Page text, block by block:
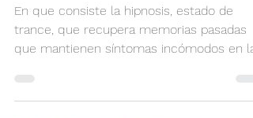
Como puede ayudarte a sanar